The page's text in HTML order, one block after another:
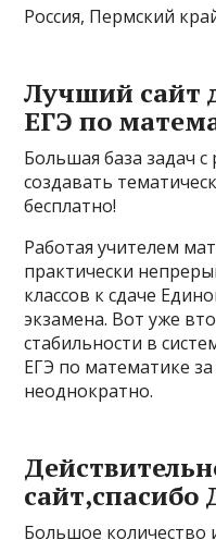
Россия, Пермский
Лучший сайт
ЕГЭ по
Большая база задач
создавать
бесплатно!
Работая учителем
практически
классов к сдаче
экзамена. Вот уже
стабильности в
ЕГЭ по математике
неоднократно.
Большое